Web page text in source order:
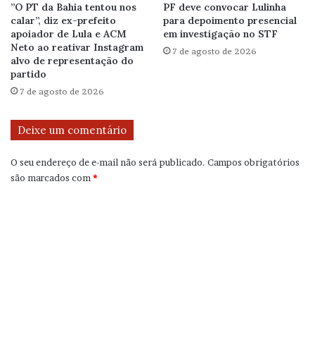
”O PT da Bahia tentou nos
calar”, diz ex-prefeito
apoiador de Lula e ACM
Neto ao reativar Instagram
alvo de representação do
partido
7 de agosto de 2026
PF deve convocar Lulinha
para depoimento presencial
em investigação no STF
7 de agosto de 2026
Deixe um comentário
O seu endereço de e-mail não será publicado. Campos obrigatórios
são marcados com*